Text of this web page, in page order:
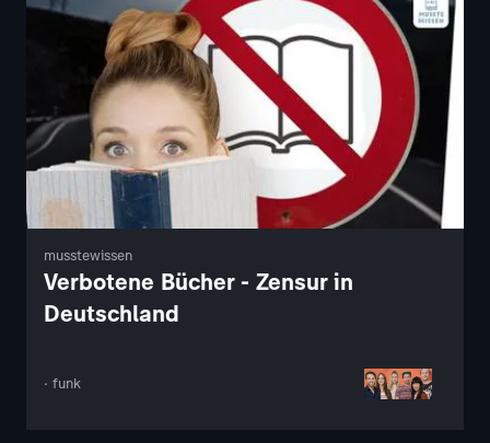
musstewissen
Verbotene Bücher - Zensur in
Deutschland
· funk